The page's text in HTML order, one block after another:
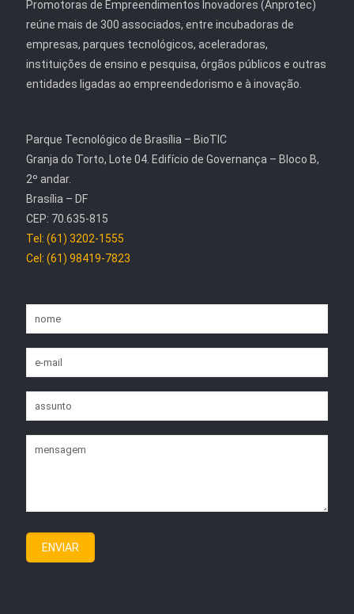
Promotoras de Empreendimentos Inovadores (Anprotec)
reúne mais de 300 associados, entre incubadoras de
empresas, parques tecnológicos, aceleradoras,
instituições de ensino e pesquisa, órgãos públicos e outras
entidades ligadas ao empreendedorismo e à inovação.
Parque Tecnológico de Brasília – BioTIC
Granja do Torto, Lote 04. Edifício de Governança – Bloco B,
2º andar.
Brasília – DF
CEP: 70.635-815
Tel: (61) 3202-1555
Cel: (61) 98419-7823